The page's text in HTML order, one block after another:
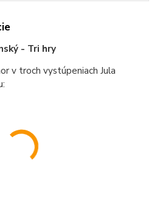
- Tri hry
v troch vystúpeniach Jula